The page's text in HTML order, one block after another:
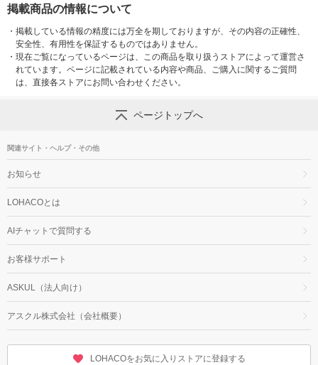
掲載商品の情報について
・ 掲載している情報の精度には万全を期しておりますが、その内容の正確性、
安全性、有用性を保証するものではありません。
・ 現在ご覧になっているページは、この商品を取り扱うストアによって運営さ
れています。ページに記載されている内容や商品、ご購入に関するご質問
は、直接各ストアにお問い合わせください。
ページトップへ
関連サイト・ヘルプ・その他
お知らせ
LOHACOとは
AIチャットで質問する
お客様サポート
ASKUL（法人向け）
アスクル株式会社（会社概要）
LOHACOをお気に入りストアに登録する